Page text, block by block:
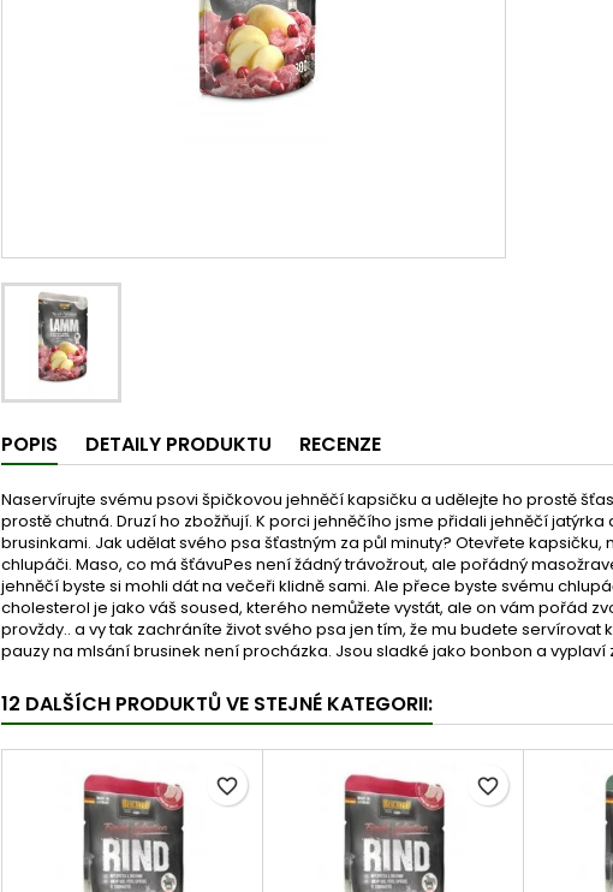
POPIS DETAILY PRODUKTU RECENZE
Naservírujte svému psovi špičkovou jehněčí kapsičku a udělejte ho prostě
prostě chutná. Druzí ho zbožňují. K porci jehněčího jsme přidali jehněčí
brusinkami. Jak udělat svého psa šťastným za půl minuty? Otevřete
chlupáči. Maso, co má šťávuPes není žádný trávožrout, ale pořádný
jehněčí byste si mohli dát na večeři klidně sami. Ale přece byste svému
cholesterol je jako váš soused, kterého nemůžete vystát, ale on vám pořád
provždy.. a vy tak zachráníte život svého psa jen tím, že mu budete
pauzy na mlsání brusinek není procházka. Jsou sladké jako bonbon a vyplaví
12 DALŠÍCH PRODUKTŮ VE STEJNÉ KATEGORII:
favorite_border favorite_border